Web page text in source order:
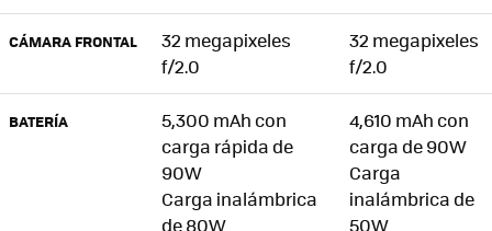
CÁMARA FRONTAL
32 megapixeles
f/2.0
32 megapixeles
f/2.0
BATERÍA
5,300 mAh con
carga rápida de
90W
Carga inalámbrica
de 80W
4,610 mAh con
carga de 90W
Carga
inalámbrica de
50W